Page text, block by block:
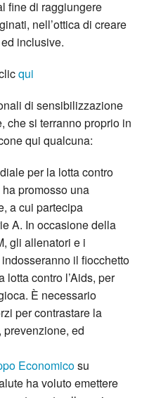
fine di raggiungere
nell’ottica di creare
inclusive.
qui
di sensibilizzazione
che si terranno proprio in
qui qualcuna:
per la lotta contro
ha promosso una
a cui partecipa
A. In occasione della
gli allenatori e i
il fiocchetto
contro l’Aids, per
È necessario
per contrastare la
ed
Economicosu
ha voluto emettere